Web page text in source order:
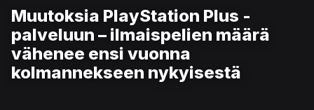
Muutoksia PlayStation Plus -
palveluun – ilmaispelien määrä
vähenee ensi vuonna
kolmannekseen nykyisestä